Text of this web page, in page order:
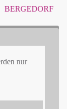
BERGEDORF
nur